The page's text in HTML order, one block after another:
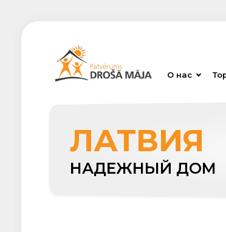
О нас
ЛАТВИЯ
НАДЕЖНЫЙ ДОМ